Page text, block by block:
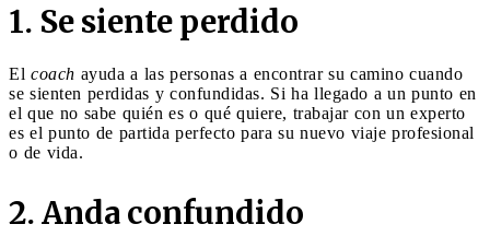
1. Se siente perdido
El coach ayuda a las personas a encontrar su camino cuando
se sienten perdidas y confundidas. Si ha llegado a un punto en
el que no sabe quién es o qué quiere, trabajar con un experto
es el punto de partida perfecto para su nuevo viaje profesional
o de vida.
2. Anda confundido